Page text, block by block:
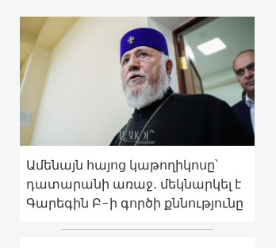
Ամենայն հայոց կաթողիկոսը՝
դատարանի առաջ․ մեկնարկել է
Գարեգին Բ-ի գործի քննությունը